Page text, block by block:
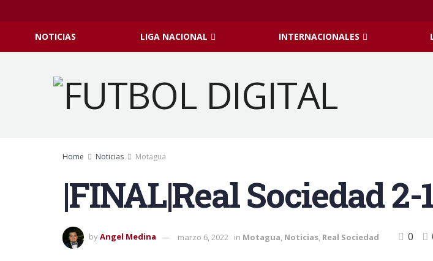
NOTICIAS LIGA NACIONAL INTERNACIONALES
Home Noticias Motagua
|FINAL|Real Sociedad
byAngel Medina marzo 6, 2022 in Motagua Noticias Real Sociedad 0